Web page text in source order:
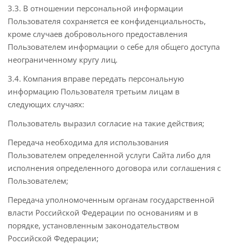
3.3. В отношении персональной информации
Пользователя сохраняется ее конфиденциальность,
кроме случаев добровольного предоставления
Пользователем информации о себе для общего доступа
неограниченному кругу лиц.
3.4. Компания вправе передать персональную
информацию Пользователя третьим лицам в
следующих случаях:
Пользователь выразил согласие на такие действия;
Передача необходима для использования
Пользователем определенной услуги Сайта либо для
исполнения определенного договора или соглашения с
Пользователем;
Передача уполномоченным органам государственной
власти Российской Федерации по основаниям и в
порядке, установленным законодательством
Российской Федерации;